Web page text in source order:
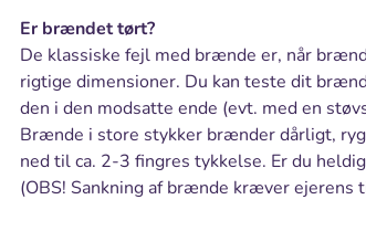
Er brændet tørt?
De klassiske fejl med brænde er, når
rigtige dimensioner. Du kan teste dit
den i den modsatte ende (evt. med en
Brænde i store stykker brænder dårligt,
ned til ca. 2-3 fingres tykkelse. Er du
(OBS! Sankning af brænde kræver ejerens